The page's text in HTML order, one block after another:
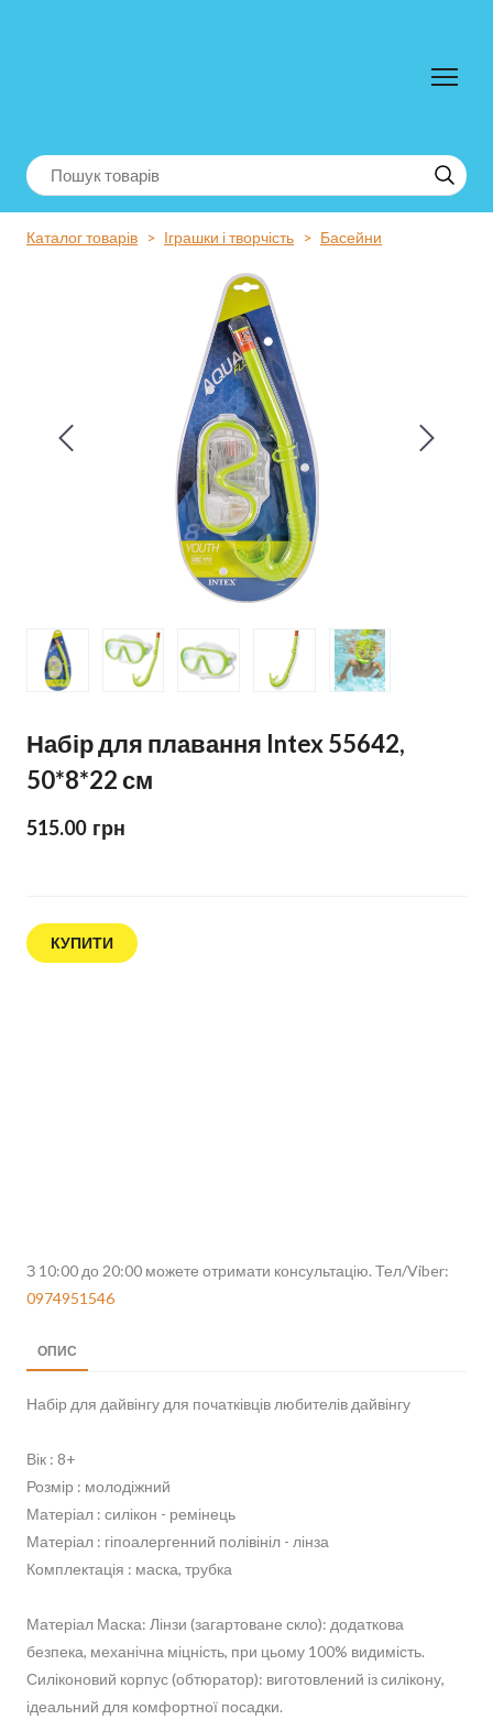
Каталог товарів Іграшки і творчість Басейни
Набір для плавання Intex 55642,
50*8*22 см
515.00  грн
КУПИТИ
З 10:00 до 20:00 можете отримати консультацію. Тел/Viber:
0974951546
ОПИС
Набір для дайвінгу для початківців любителів дайвінгу
Вік : 8+
Розмір : молодіжний
Матеріал : силікон - ремінець
Матеріал : гіпоалергенний полівініл - лінза
Комплектація : маска, трубка
Матеріал Маска: Лінзи (загартоване скло): додаткова
безпека, механічна міцність, при цьому 100% видимість.
Силіконовий корпус (обтюратор): виготовлений із силікону,
ідеальний для комфортної посадки.